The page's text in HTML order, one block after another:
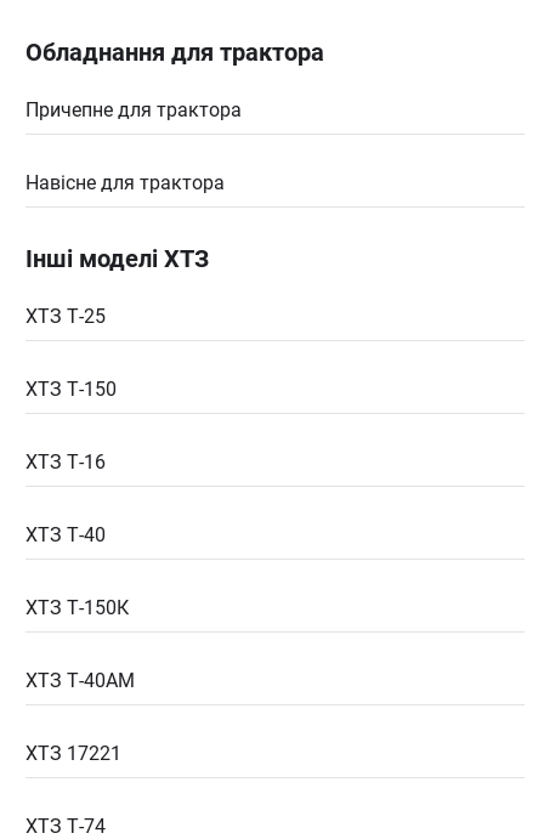
Обладнання для трактора
Причепне для трактора
Навісне для трактора
Інші моделі ХТЗ
ХТЗ Т-25
ХТЗ Т-150
ХТЗ Т-16
ХТЗ Т-40
ХТЗ Т-150К
ХТЗ Т-40АМ
ХТЗ 17221
ХТЗ Т-74